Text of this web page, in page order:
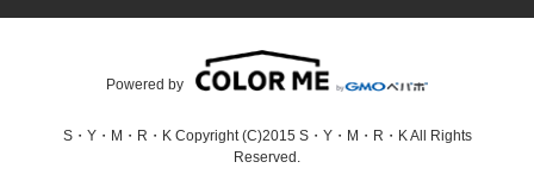
S・Y・M・R・K Copyright (C)2015 S・Y・M・R・K All Rights
Reserved.
Powered by